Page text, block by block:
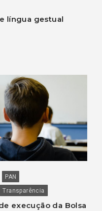
língua gestual
PAN
Transparência
execução da Bolsa